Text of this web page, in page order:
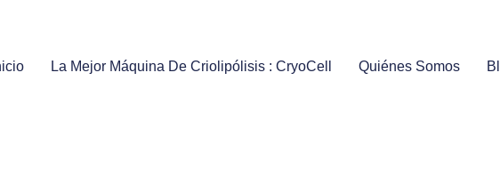
La Mejor Máquina De Criolipólisis : CryoCell Quiénes Somos